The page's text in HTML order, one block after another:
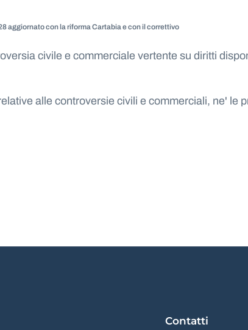
aggiornato con la riforma Cartabia e con il correttivo
civile e commerciale vertente su diritti
alle controversie civili e commerciali, ne' le
Contatti